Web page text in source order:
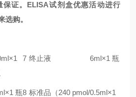
证。ELISA试剂盒优惠活动进行
选购。
7 终止液 6ml×1 瓶
瓶8 标准品（240 pmol/0.5ml×1